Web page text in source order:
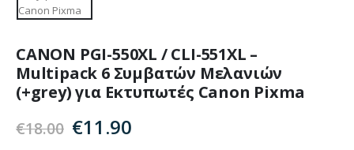
CANON PGI-550XL / CLI-551XL –
Multipack 6 Συμβατών Μελανιών
(+grey) για Εκτυπωτές Canon Pixma
€18.00 Original
€11.90